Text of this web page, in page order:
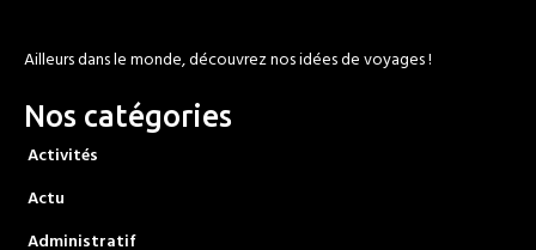
Ailleurs dans le monde, découvrez nos idées de voyages !
Nos catégories
Activités
Actu
Administratif